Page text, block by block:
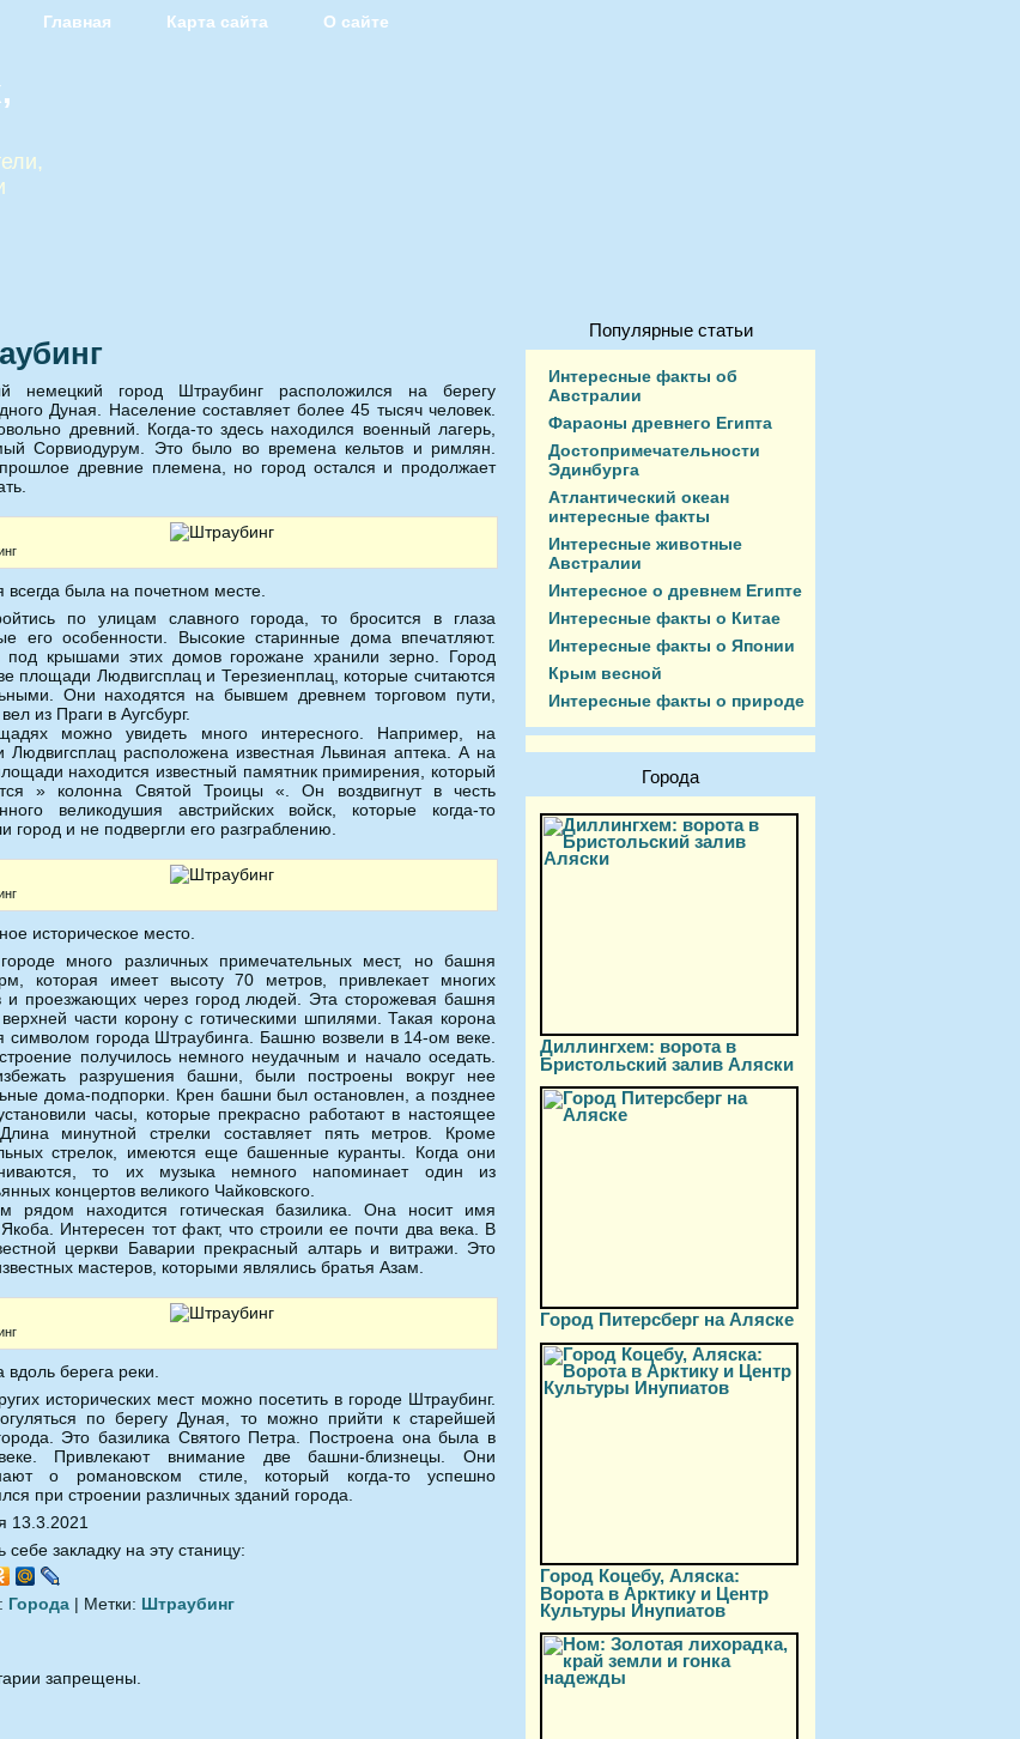
Главная Карта сайта О сайте
немецкий город Штраубинг расположился на берегу
Дуная. Население составляет более 45 тысяч человек.
древний. Когда-то здесь находился военный лагерь,
Сорвиодурум. Это было во времена кельтов и римлян.
древние племена, но город остался и продолжает
всегда была на почетном месте.
по улицам славного города, то бросится в глаза
его особенности. Высокие старинные дома впечатляют.
под крышами этих домов горожане хранили зерно. Город
площади Людвигсплац и Терезиенплац, которые считаются
Они находятся на бывшем древнем торговом пути,
из Праги в Аугсбург.
можно увидеть много интересного. Например, на
Людвигсплац расположена известная Львиная аптека. А на
находится известный памятник примирения, который
» колонна Святой Троицы «. Он воздвигнут в честь
великодушия австрийских войск, которые когда-то
город и не подвергли его разграблению.
историческое место.
много различных примечательных мест, но башня
которая имеет высоту 70 метров, привлекает многих
и проезжающих через город людей. Эта сторожевая башня
части корону с готическими шпилями. Такая корона
символом города Штраубинга. Башню возвели в 14-ом веке.
получилось немного неудачным и начало оседать.
разрушения башни, были построены вокруг нее
дома-подпорки. Крен башни был остановлен, а позднее
часы, которые прекрасно работают в настоящее
минутной стрелки составляет пять метров. Кроме
стрелок, имеются еще башенные куранты. Когда они
то их музыка немного напоминает один из
концертов великого Чайковского.
рядом находится готическая базилика. Она носит имя
Интересен тот факт, что строили ее почти два века. В
церкви Баварии прекрасный алтарь и витражи. Это
мастеров, которыми являлись братья Азам.
вдоль берега реки.
исторических мест можно посетить в городе Штраубинг.
по берегу Дуная, то можно прийти к старейшей
Это базилика Святого Петра. Построена она была в
Привлекают внимание две башни-близнецы. Они
о романовском стиле, который когда-то успешно
при строении различных зданий города.
13.3.2021
себе закладку на эту станицу:
Города | Метки: Штраубинг
запрещены.
Популярные статьи
Интересные факты об
Австралии
Фараоны древнего Египта
Достопримечательности
Эдинбурга
Атлантический океан
интересные факты
Интересные животные
Австралии
Интересное о древнем Египте
Интересные факты о Китае
Интересные факты о Японии
Крым весной
Интересные факты о природе
Города
Диллингхем: ворота в
Бристольский залив Аляски
Город Питерсберг на Аляске
Город Коцебу, Аляска:
Ворота в Арктику и Центр
Культуры Инупиатов